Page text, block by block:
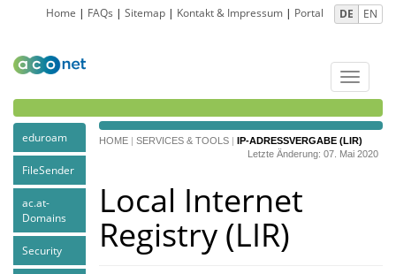
Home | FAQs | Sitemap | Kontakt & Impressum | Portal DE EN
Toggle
eduroam
FileSender
ac.at-
Domains
Security
HOME | SERVICES & TOOLS | IP-ADRESSVERGABE (LIR)
Letzte Änderung: 07. Mai 2020
Local Internet
Registry (LIR)